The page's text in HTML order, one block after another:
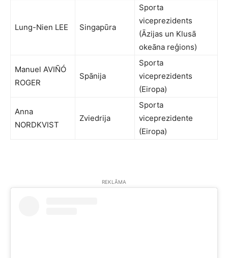
Lung-Nien LEE Singapūra
Sporta
viceprezidents
(Āzijas un Klusā
okeāna reģions)
Manuel AVIÑÓ
ROGER
Spānija
Sporta
viceprezidents
(Eiropa)
Anna
NORDKVIST
Zviedrija
Sporta
viceprezidente
(Eiropa)
REKLĀMA